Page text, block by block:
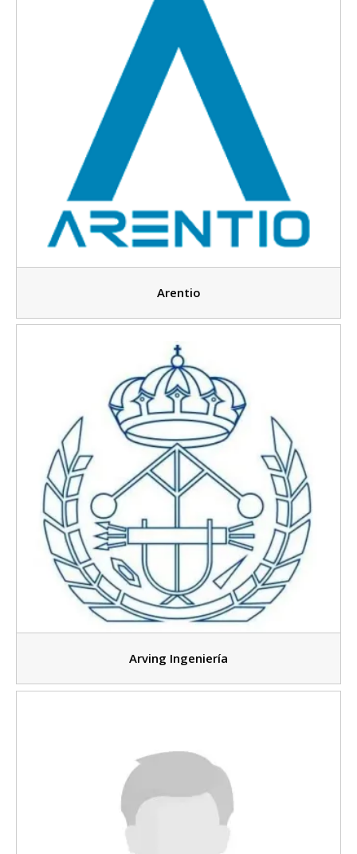
Arentio
Arving Ingeniería